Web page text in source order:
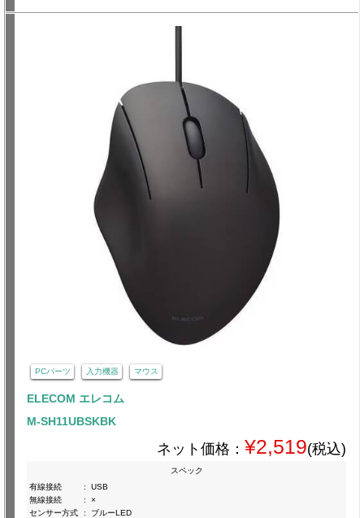
PCパーツ 入力機器 マウス
ELECOM エレコム
M-SH11UBSKBK
ネット価格： ¥2,519(税込)
スペック
有線接続
:
USB
無線接続
:
×
センサー方式
:
ブルーLED